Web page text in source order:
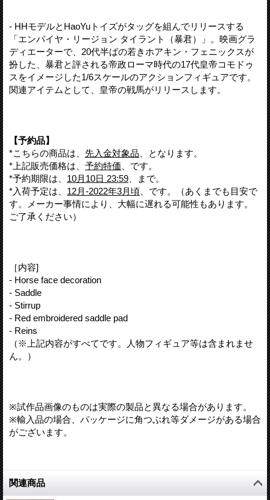
- HHモデルとHaoYuトイズがタッグを組んでリリースする
「エンパイヤ・リージョン タイラント（暴君）」。映画グラ
ディエーターで、20代半ばの若きホアキン・フェニックスが
扮した、暴君と評される帝政ローマ時代の17代皇帝コモドゥ
スをイメージした1/6スケールのアクションフィギュアです。
関連アイテムとして、皇帝の戦馬がリリースします。
【予約品】
*こちらの商品は、 先入金対象品 、となります。
*上記販売価格は、 予約特価 、です。
*予約期限は、 10月10日 23:59 、まで。
*入荷予定は、 12月-2022年3月頃 、です。（あくまでも目安で
す。メーカー事情により、大幅に遅れる可能性もあります。
ご了承ください）
［内容]
- Horse face decoration
- Saddle
- Stirrup
- Red embroidered saddle pad
- Reins
（※上記内容がすべてです。人物フィギュア等は含まれませ
ん。）
※試作品画像のものは実際の製品と異なる場合があります。
※輸入品の場合、パッケージに角つぶれ等ダメージがある場合
がございます。
関連商品